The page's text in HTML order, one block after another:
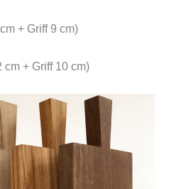
+ Griff 9 cm)
cm + Griff 10 cm)